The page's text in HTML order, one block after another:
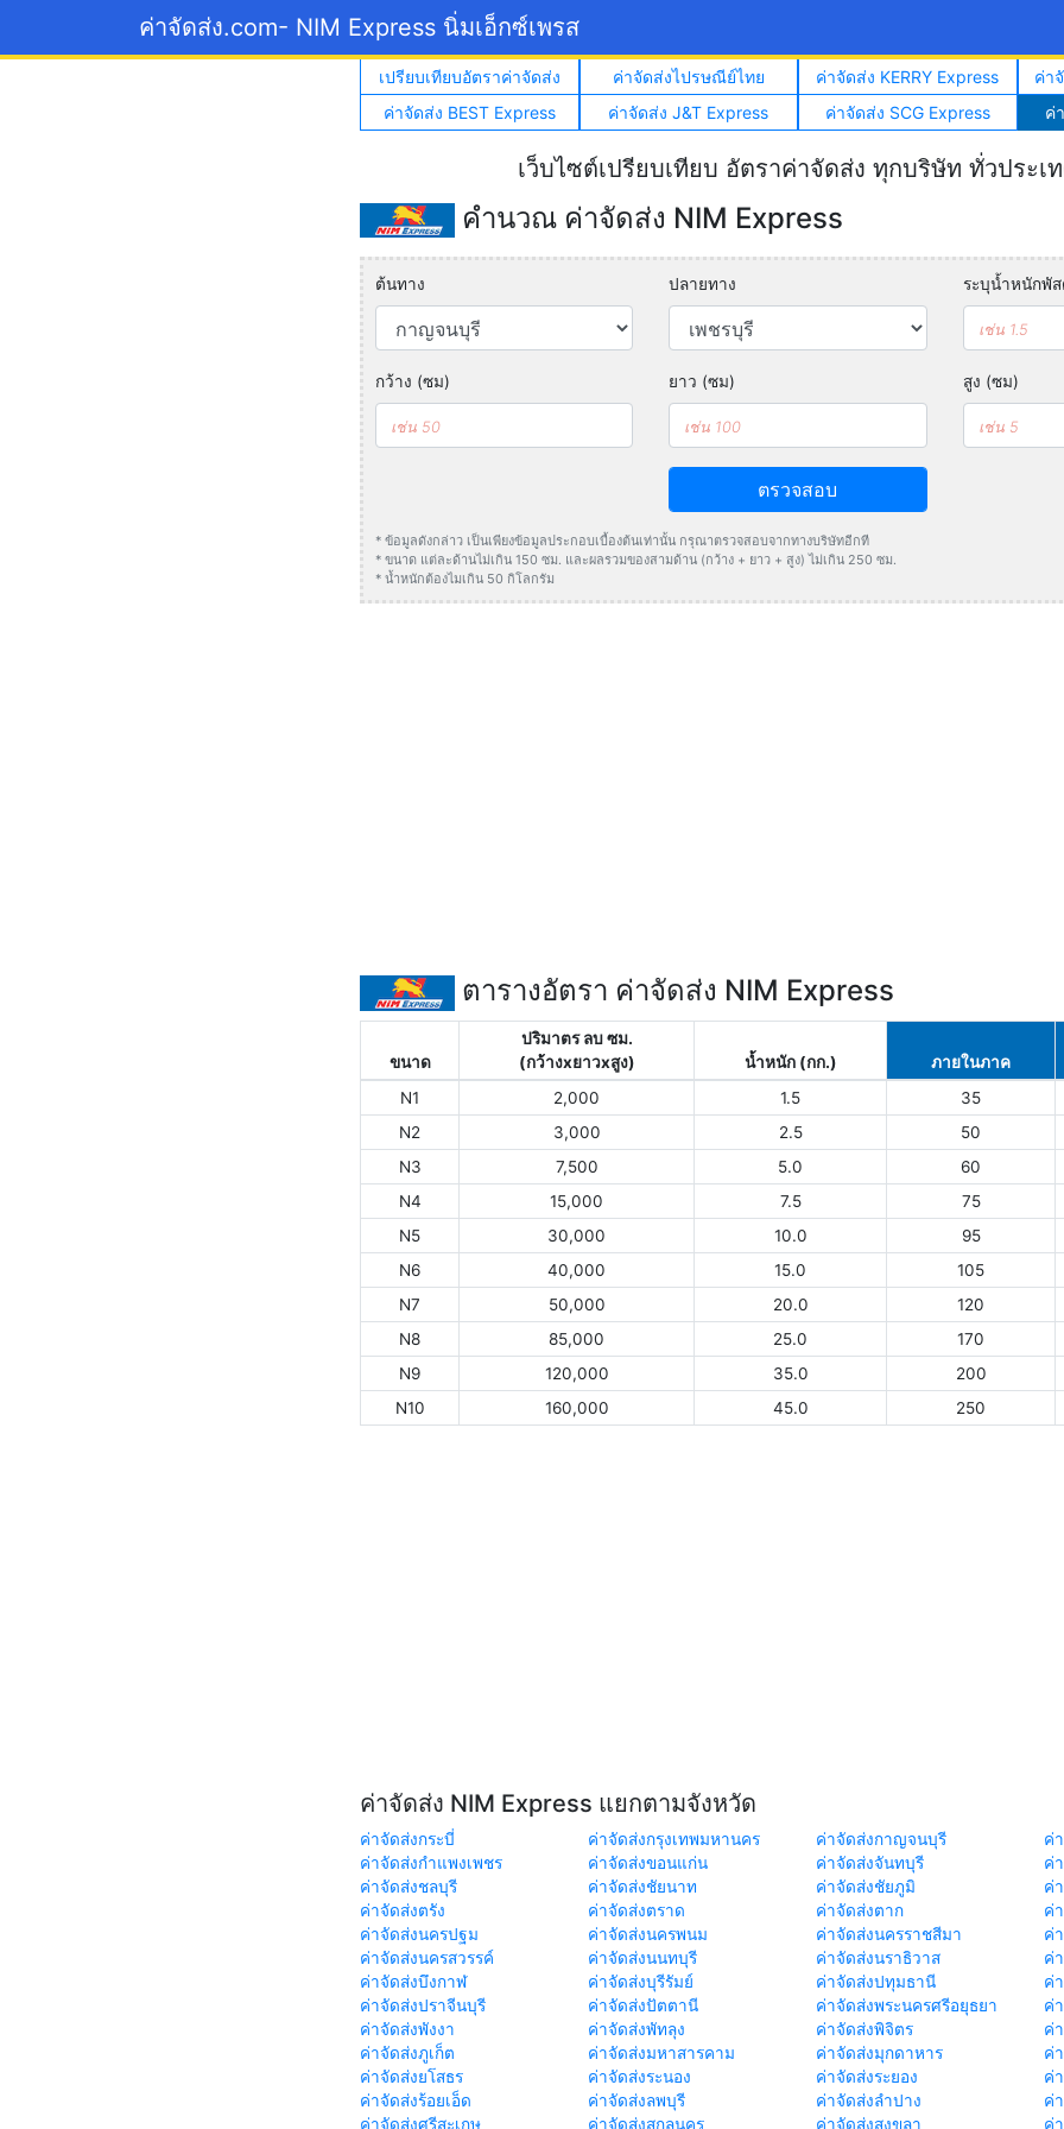
ค่าจัดส่ง.com- NIM Express นิ่มเอ็กซ์เพรส
เปรียบเทียบอัตราค่าจัดส่ง ค่าจัดส่งไปรษณีย์ไทย ค่าจัดส่ง KERRY Express
ค่า
ค่าจัดส่ง BEST Express
ค่าจัดส่ง J&T Express ค่าจัดส่ง SCG Express ค่
เว็บไซต์เปรียบเทียบ อัตราค่าจัดส่ง ทุกบริษัท ทั่วประเ
คำนวณ ค่าจัดส่ง NIM Express
ต้นทาง ปลายทาง ระบุน้ำหนักพั
กว้าง (ซม) ยาว (ซม) สูง (ซม)
ตรวจสอบ
* ข้อมูลดังกล่าว เป็นเพียงข้อมูลประกอบเบื้องต้นเท่านั้น กรุณาตรวจสอบจากทางบริษัทอีกที
* ขนาด แต่ละด้านไม่เกิน 150 ซม. และผลรวมของสามด้าน (กว้าง + ยาว + สูง) ไม่เกิน 250 ซม.
* น้ำหนักต้องไมเกิน 50 กิโลกรัม
ตารางอัตรา ค่าจัดส่ง NIM Express
ขนาด
ปริมาตร ลบ ซม.
(กว้างxยาวxสูง)
น้ำหนัก (กก.) ภายในภาค
N1
2,000 1.5 35
N2
3,000 2.5 50
N3
7,500 5.0 60
N4
15,000 7.5 75
N5
30,000 10.0 95
N6
40,000 15.0 105
N7
50,000 20.0 120
N8
85,000 25.0 170
N9
120,000 35.0 200
N10
160,000 45.0 250
ค่าจัดส่ง NIM Express แยกตามจังหวัด
ค่าจัดส่งกระบี่ ค่าจัดส่งกรุงเทพมหานคร ค่าจัดส่งกาญจนบุรี
ค่
ค่าจัดส่งกำแพงเพชร
ค่าจัดส่งขอนแก่น ค่าจัดส่งจันทบุรี
ค่
ค่าจัดส่งชลบุรี
ค่าจัดส่งชัยนาท ค่าจัดส่งชัยภูมิ
ค่
ค่าจัดส่งตรัง
ค่าจัดส่งตราด ค่าจัดส่งตาก
ค่
ค่าจัดส่งนครปฐม
ค่าจัดส่งนครพนม ค่าจัดส่งนครราชสีมา
ค่
ค่าจัดส่งนครสวรรค์
ค่าจัดส่งนนทบุรี ค่าจัดส่งนราธิวาส
ค่
ค่าจัดส่งบึงกาฬ
ค่าจัดส่งบุรีรัมย์ ค่าจัดส่งปทุมธานี
ค่
ค่าจัดส่งปราจีนบุรี
ค่าจัดส่งปัตตานี ค่าจัดส่งพระนครศรีอยุธยา
ค่
ค่าจัดส่งพังงา
ค่าจัดส่งพัทลุง ค่าจัดส่งพิจิตร
ค่
ค่าจัดส่งภูเก็ต
ค่าจัดส่งมหาสารคาม ค่าจัดส่งมุกดาหาร
ค่
ค่าจัดส่งยโสธร
ค่าจัดส่งระนอง ค่าจัดส่งระยอง
ค่
ค่าจัดส่งร้อยเอ็ด
ค่าจัดส่งลพบุรี ค่าจัดส่งลำปาง
ค่
ค่าจัดส่งศรีสะเกษ
ค่าจัดส่งสกลนคร ค่าจัดส่งสงขลา ค่